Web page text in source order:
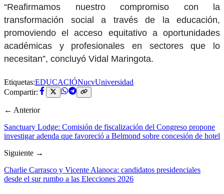
“Reafirmamos nuestro compromiso con la
transformación social a través de la educación,
promoviendo el acceso equitativo a oportunidades
académicas y profesionales en sectores que lo
necesitan”, concluyó Vidal Maringota.
Etiquetas:EDUCACIÓNucvUniversidad
Compartir:
← Anterior
Sanctuary Lodge: Comisión de fiscalización del Congreso propone
investigar adenda que favoreció a Belmond sobre concesión de hotel
Siguiente →
Charlie Carrasco y Vicente Alanoca: candidatos presidenciales
desde el sur rumbo a las Elecciones 2026